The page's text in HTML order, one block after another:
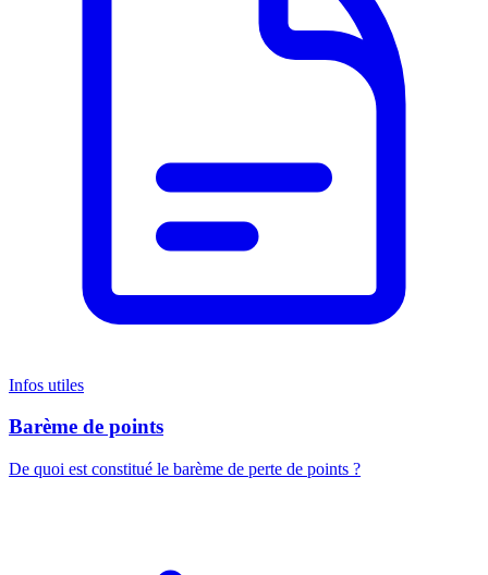
Infos utiles
Barème de points
De quoi est constitué le barème de perte de points ?